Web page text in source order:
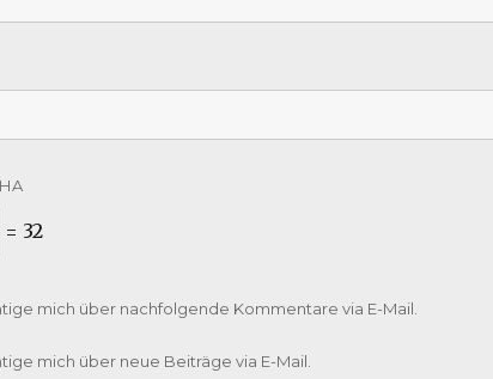
= 32
mich über nachfolgende Kommentare via E-Mail.
mich über neue Beiträge via E-Mail.